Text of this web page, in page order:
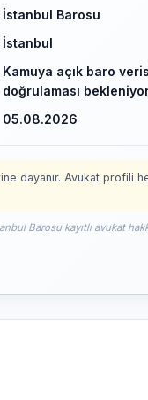
İstanbul Barosu
İstanbul
Kamuya açık baro
doğrulaması
05.08.2026
dayanır. Avukat profili
Barosu kayıtlı avukat